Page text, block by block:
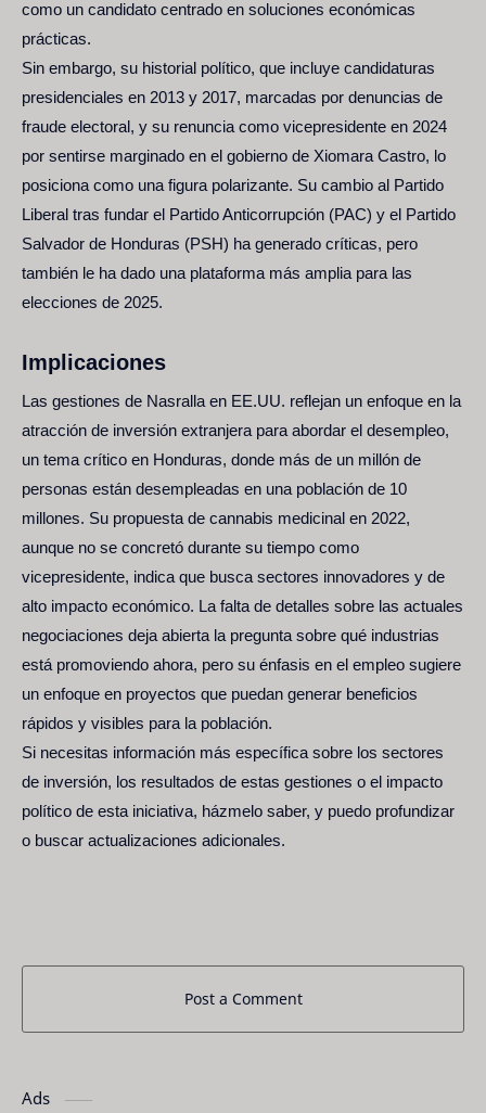
como un candidato centrado en soluciones económicas
prácticas.
Sin embargo, su historial político, que incluye candidaturas
presidenciales en 2013 y 2017, marcadas por denuncias de
fraude electoral, y su renuncia como vicepresidente en 2024
por sentirse marginado en el gobierno de Xiomara Castro, lo
posiciona como una figura polarizante. Su cambio al Partido
Liberal tras fundar el Partido Anticorrupción (PAC) y el Partido
Salvador de Honduras (PSH) ha generado críticas, pero
también le ha dado una plataforma más amplia para las
elecciones de 2025.
Implicaciones
Las gestiones de Nasralla en EE.UU. reflejan un enfoque en la
atracción de inversión extranjera para abordar el desempleo,
un tema crítico en Honduras, donde más de un millón de
personas están desempleadas en una población de 10
millones. Su propuesta de cannabis medicinal en 2022,
aunque no se concretó durante su tiempo como
vicepresidente, indica que busca sectores innovadores y de
alto impacto económico. La falta de detalles sobre las actuales
negociaciones deja abierta la pregunta sobre qué industrias
está promoviendo ahora, pero su énfasis en el empleo sugiere
un enfoque en proyectos que puedan generar beneficios
rápidos y visibles para la población.
Si necesitas información más específica sobre los sectores
de inversión, los resultados de estas gestiones o el impacto
político de esta iniciativa, házmelo saber, y puedo profundizar
o buscar actualizaciones adicionales.
Post a Comment
Ads